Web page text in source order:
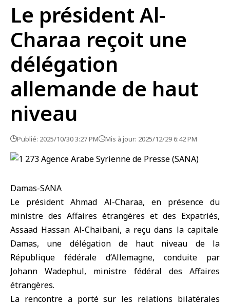
Le président Al-
Charaa reçoit une
délégation
allemande de haut
niveau
Publié: 2025/10/30 3:27 PM Mis à jour: 2025/12/29 6:42 PM
Damas-SANA
Le président Ahmad Al-Charaa, en présence du
ministre des Affaires étrangères et des Expatriés,
Assaad Hassan Al-Chaibani, a reçu dans la capitale
Damas, une délégation de haut niveau de la
République fédérale d’Allemagne, conduite par
Johann Wadephul, ministre fédéral des Affaires
étrangères.
La rencontre a porté sur les relations bilatérales